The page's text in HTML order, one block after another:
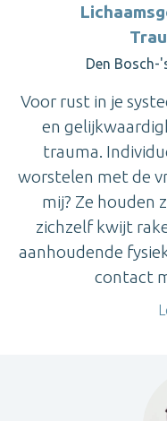
Den Bosch-
Voor rust in je
en
trauma.
worstelen met de
mij? Ze houden
zichzelf kwijt
aanhoudende
contact